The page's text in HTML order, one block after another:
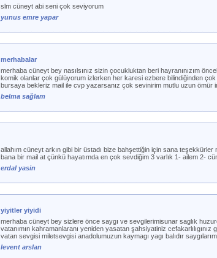
slm cüneyt abi seni çok seviyorum
yunus emre yapar
merhabalar
merhaba cüneyt bey nasılsınız sizin çocukluktan beri hayranınızım
komik olanlar çok gülüyorum izlerken her karesi ezbere bilindiğinden
bursaya bekleriz mail ile cvp yazarsanız çok sevinirim mutlu uzun ömür
belma sağlam
allahım cüneyt arkın gibi bir üstadı bize bahşettiğin için sana
bana bir mail at çünkü hayatımda en çok sevdiğim 3 varlık 1- ailem 2-
erdal yasin
yiyitler yiyidi
merhaba cüneyt bey sizlere önce saygı ve sevgilerimisunar saglık
vatanımın kahramanlaranı yeniden yasatan şahsiyatiniz
vatan sevgisi miletsevgisi anadolumuzun kaymagı yagı balıdır
levent arslan